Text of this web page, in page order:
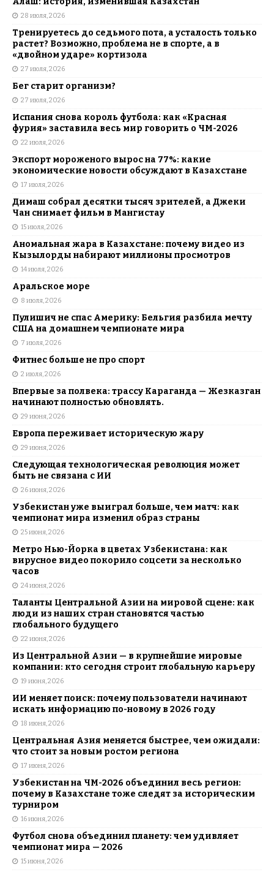
28 июля, 2026
Тренируетесь до седьмого пота, а усталость только
растет? Возможно, проблема не в спорте, а в
«двойном ударе» кортизола
27 июля, 2026
Бег старит организм?
27 июля, 2026
Испания снова король футбола: как «Красная
фурия» заставила весь мир говорить о ЧМ-2026
22 июля, 2026
Экспорт мороженого вырос на 77%: какие
экономические новости обсуждают в Казахстане
17 июля, 2026
Димаш собрал десятки тысяч зрителей, а Джеки
Чан снимает фильм в Мангистау
15 июля, 2026
Аномальная жара в Казахстане: почему видео из
Кызылорды набирают миллионы просмотров
14 июля, 2026
Аральское море
8 июля, 2026
Пулишич не спас Америку: Бельгия разбила мечту
США на домашнем чемпионате мира
7 июля, 2026
Фитнес больше не про спорт
2 июля, 2026
Впервые за полвека: трассу Караганда — Жезказган
начинают полностью обновлять.
29 июня, 2026
Европа переживает историческую жару
29 июня, 2026
Следующая технологическая революция может
быть не связана с ИИ
26 июня, 2026
Узбекистан уже выиграл больше, чем матч: как
чемпионат мира изменил образ страны
25 июня, 2026
Метро Нью-Йорка в цветах Узбекистана: как
вирусное видео покорило соцсети за несколько
часов
24 июня, 2026
Таланты Центральной Азии на мировой сцене: как
люди из наших стран становятся частью
глобального будущего
22 июня, 2026
Из Центральной Азии — в крупнейшие мировые
компании: кто сегодня строит глобальную карьеру
19 июня, 2026
ИИ меняет поиск: почему пользователи начинают
искать информацию по-новому в 2026 году
18 июня, 2026
Центральная Азия меняется быстрее, чем ожидали:
что стоит за новым ростом региона
17 июня, 2026
Узбекистан на ЧМ-2026 объединил весь регион:
почему в Казахстане тоже следят за историческим
турниром
16 июня, 2026
Футбол снова объединил планету: чем удивляет
чемпионат мира — 2026
15 июня, 2026